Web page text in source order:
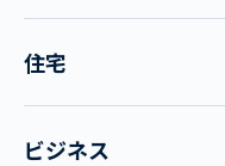
住宅
ビジネス